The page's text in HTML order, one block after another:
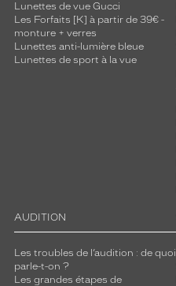
Lunettes de vue Gucci
Les Forfaits [K] à partir de 39€ -
monture + verres
Lunettes anti-lumière bleue
Lunettes de sport à la vue
AUDITION
Les troubles de l’audition : de quoi
parle-t-on ?
Les grandes étapes de